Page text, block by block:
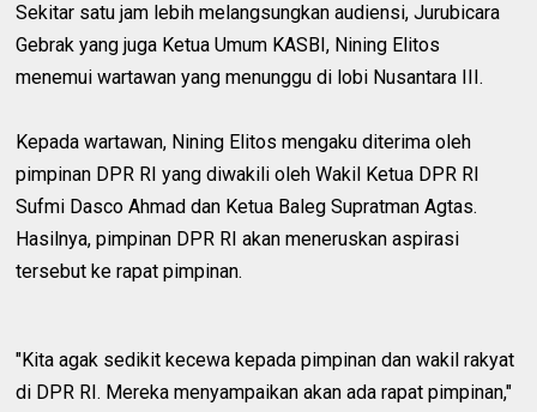
Sekitar satu jam lebih melangsungkan audiensi, Jurubicara
Gebrak yang juga Ketua Umum KASBI, Nining Elitos
menemui wartawan yang menunggu di lobi Nusantara III.
Kepada wartawan, Nining Elitos mengaku diterima oleh
pimpinan DPR RI yang diwakili oleh Wakil Ketua DPR RI
Sufmi Dasco Ahmad dan Ketua Baleg Supratman Agtas.
Hasilnya, pimpinan DPR RI akan meneruskan aspirasi
tersebut ke rapat pimpinan.
"Kita agak sedikit kecewa kepada pimpinan dan wakil rakyat
di DPR RI. Mereka menyampaikan akan ada rapat pimpinan,"